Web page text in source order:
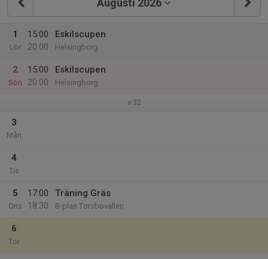
Augusti 2026
1
Lör
15:00
20:00
Eskilscupen
Helsingborg
2
Sön
15:00
20:00
Eskilscupen
Helsingborg
v.32
3
Mån
4
Tis
5
Ons
17:00
18:30
Träning Gräs
B-plan Torsbovallen
6
Tor